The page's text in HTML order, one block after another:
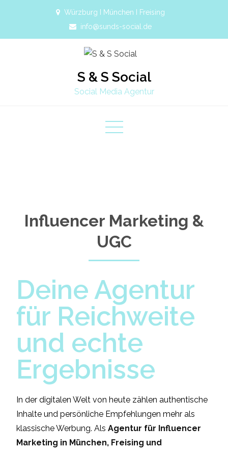
Würzburg I München I Freising
info@sunds-social.de
S & S Social
Social Media Agentur
Influencer Marketing &
UGC
Deine Agentur
für Reichweite
und echte
Ergebnisse
In der digitalen Welt von heute zählen authentische
Inhalte und persönliche Empfehlungen mehr als
klassische Werbung. AlsAgentur für Influencer
Marketing in München, Freising und